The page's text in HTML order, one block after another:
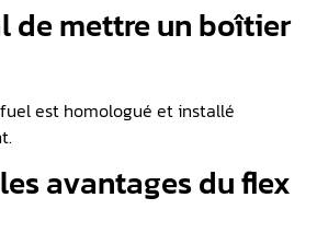
de mettre un boîtier
est homologué et installé
avantages du flex